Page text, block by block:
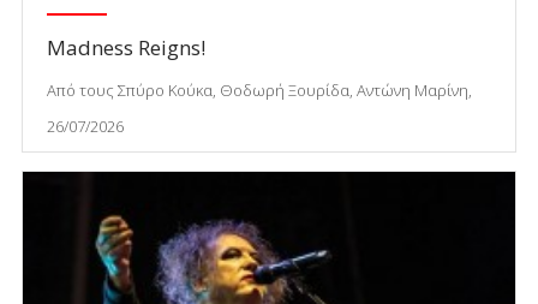
Madness Reigns!
Από τους Σπύρο Κούκα, Θοδωρή Ξουρίδα, Αντώνη Μαρίνη,
26/07/2026